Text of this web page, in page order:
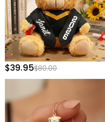
$39.95$80.00